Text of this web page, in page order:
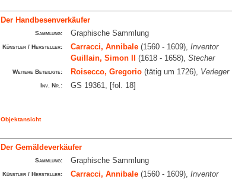
Der Handbesenverkäufer
Sammlung: Graphische Sammlung
Künstler / Hersteller: Carracci, Annibale(1560 - 1609), Inventor
Guillain, Simon II
(1618 - 1658), Stecher
Weitere Beteiligte: Roisecco, Gregorio(tätig um 1726), Verleger
Inv. Nr.: GS 19361, [fol. 18]
Objektansicht
Der Gemäldeverkäufer
Sammlung: Graphische Sammlung
Künstler / Hersteller: Carracci, Annibale(1560 - 1609), Inventor